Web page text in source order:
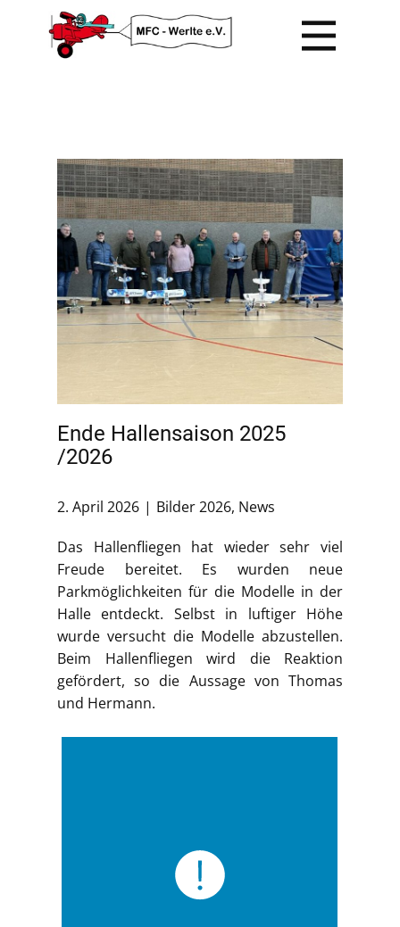
Ende Hallensaison 2025
/2026
2. April 2026 Bilder 2026, News
Das Hallenfliegen hat wieder sehr viel
Freude bereitet. Es wurden neue
Parkmöglichkeiten für die Modelle in der
Halle entdeckt. Selbst in luftiger Höhe
wurde versucht die Modelle abzustellen.
Beim Hallenfliegen wird die Reaktion
gefördert, so die Aussage von Thomas
und Hermann.